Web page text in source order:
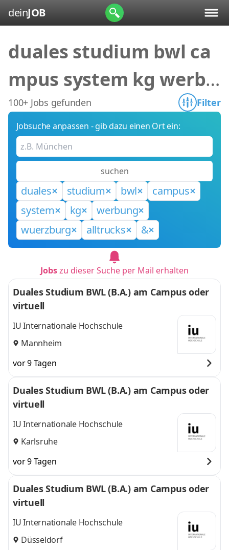
deinJOB
duales studium bwl ca
mpus system kg werbu
ng wuerzburg alltrucks
&
100+ Jobs gefunden Filter
Jobsuche anpassen - gib dazu einen Ort ein:
suchen
duales studium bwl
campus
system
kg
werbung
wuerzburg
alltrucks &
Jobszu dieser Suche per Mail erhalten
Duales Studium BWL (B.A.) am Campus oder
virtuell
IU Internationale Hochschule
Mannheim
vor 9 Tagen
Duales Studium BWL (B.A.) am Campus oder
virtuell
IU Internationale Hochschule
Karlsruhe
vor 9 Tagen
Duales Studium BWL (B.A.) am Campus oder
virtuell
IU Internationale Hochschule
Düsseldorf